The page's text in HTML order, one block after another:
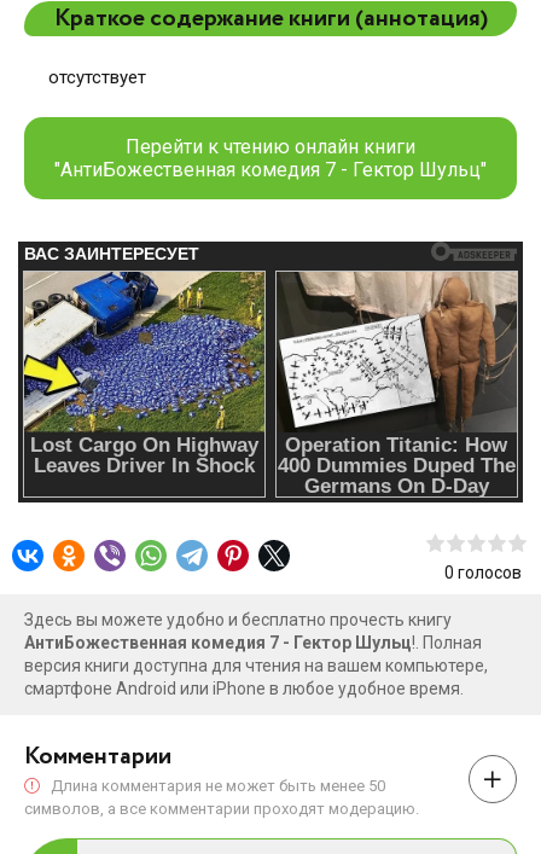
Краткое содержание книги (аннотация)
отсутствует
Перейти к чтению онлайн книги
"АнтиБожественная комедия 7 - Гектор Шульц"
0 голосов
Здесь вы можете удобно и бесплатно прочесть книгу
АнтиБожественная комедия 7 - Гектор Шульц!. Полная
версия книги доступна для чтения на вашем компьютере,
смартфоне Android или iPhone в любое удобное время.
Комментарии
Длина комментария не может быть менее 50
символов, а все комментарии проходят модерацию.